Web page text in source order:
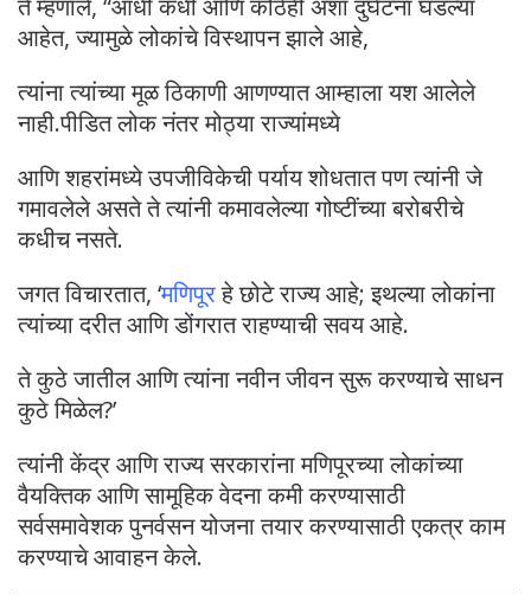
ते म्हणाले, “आधी कधी आणि कोठेही अशा दुर्घटना घडल्या
आहेत, ज्यामुळे लोकांचे विस्थापन झाले आहे,
त्यांना त्यांच्या मूळ ठिकाणी आणण्यात आम्हाला यश आलेले
नाही.पीडित लोक नंतर मोठ्या राज्यांमध्ये
आणि शहरांमध्ये उपजीविकेची पर्याय शोधतात पण त्यांनी जे
गमावलेले असते ते त्यांनी कमावलेल्या गोष्टींच्या बरोबरीचे
कधीच नसते.
जगत विचारतात, ‘मणिपूरहे छोटे राज्य आहे; इथल्या लोकांना
त्यांच्या दरीत आणि डोंगरात राहण्याची सवय आहे.
ते कुठे जातील आणि त्यांना नवीन जीवन सुरू करण्याचे साधन
कुठे मिळेल?’
त्यांनी केंद्र आणि राज्य सरकारांना मणिपूरच्या लोकांच्या
वैयक्तिक आणि सामूहिक वेदना कमी करण्यासाठी
सर्वसमावेशक पुनर्वसन योजना तयार करण्यासाठी एकत्र काम
करण्याचे आवाहन केले.